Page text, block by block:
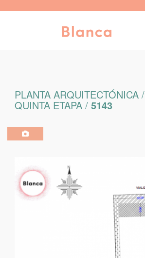
PLANTA ARQUITECTÓNICA /
QUINTA ETAPA / 5143